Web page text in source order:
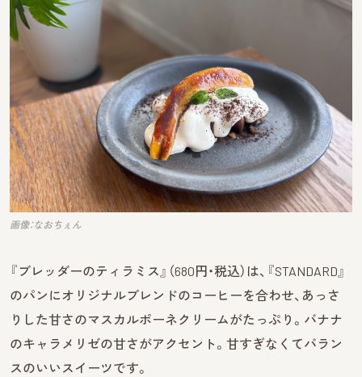
画像：なおちぇん
『ブレッダーのティラミス』（680円・税込）は、『STANDARD』
のパンにオリジナルブレンドのコーヒーを合わせ、あっさ
りした甘さのマスカルポーネクリームがたっぷり。バナナ
のキャラメリゼの甘さがアクセント。甘すぎなくてバラン
スのいいスイーツです。